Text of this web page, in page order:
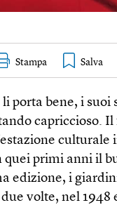
Stampa
li porta bene, i
capriccioso. Il
culturale
quei primi anni il
edizione, i
volte, nel 1948